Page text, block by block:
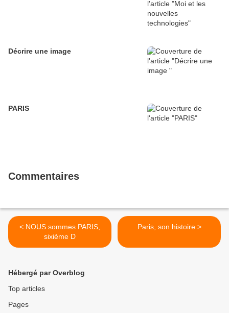
Décrire une image
PARIS
Commentaires
< NOUS sommes PARIS,
sixième D
Paris, son histoire >
Hébergé par Overblog
Top articles
Pages